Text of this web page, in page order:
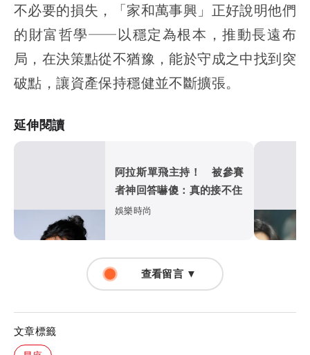
不必要的損失，「家和萬事興」正好說明他們
的財富哲學──以穩定為根本，推動長遠布
局，在決策點從不猶豫，能於守成之中找到突
破點，讓資產保持穩健並不斷擴張。
延伸閱讀
阿拉斯單飛主持！ 被參賽
者神回答嚇傻：真的接不住
娛樂時尚
查看留言 ▼
文章標籤